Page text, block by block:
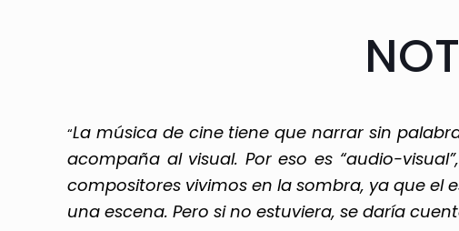
“La música de cine tiene que narrar sin
acompaña al visual. Por eso es “audio-
compositores vivimos en la sombra, ya que el
una escena. Pero si no estuviera, se daría